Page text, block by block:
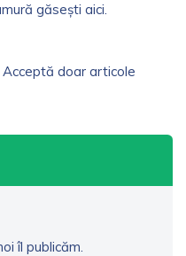
găsești aici.
doar articole
îl publicăm.